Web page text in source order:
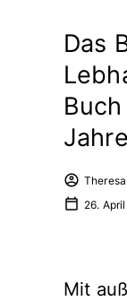
Das
26.
Mit